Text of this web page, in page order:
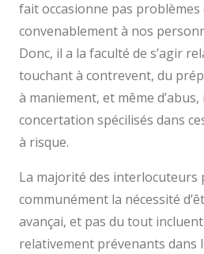
fait occasionne pas
convenablement à nos
Donc, il a la faculté de s’agir
touchant à contrevent, du
à maniement, et même d’abus,
concertation spécilisés dans
à risque.
La majorité des
communément la nécessité
avançai, et pas du tout
relativement prévenants dans